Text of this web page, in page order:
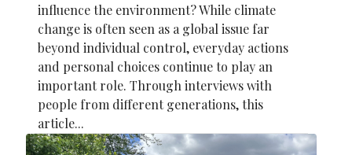
influence the environment? While climate
change is often seen as a global issue far
beyond individual control, everyday actions
and personal choices continue to play an
important role. Through interviews with
people from different generations, this
article...